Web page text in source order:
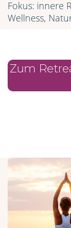
Fokus: innere
Wellness,
Zum